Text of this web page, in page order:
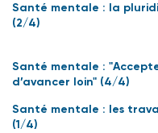
Santé mentale : la
(2/4)
Santé mentale :
d’avancer loin" (4/4)
Santé mentale : les
(1/4)